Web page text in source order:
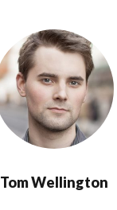
Tom Wellington